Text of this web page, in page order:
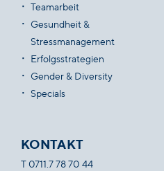
Teamarbeit
Gesundheit &
Stressmanagement
Erfolgsstrategien
Gender & Diversity
Specials
KONTAKT
T0711.7 78 70 44